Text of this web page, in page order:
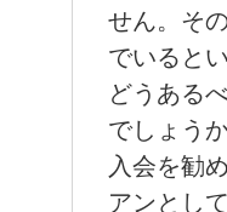
せん。そ
でいると
どうある
でしょう
入会を勧
アンとし